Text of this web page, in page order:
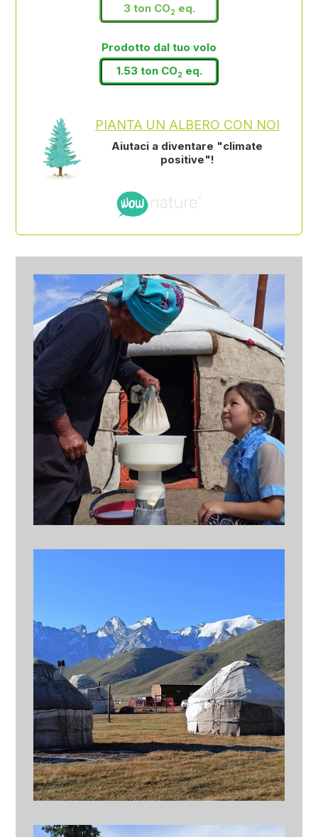
3 ton CO2 eq.
Prodotto dal tuo volo
1.53 ton CO2 eq.
PIANTA UN ALBERO CON NOI
Aiutaci a diventare "climate
positive"!